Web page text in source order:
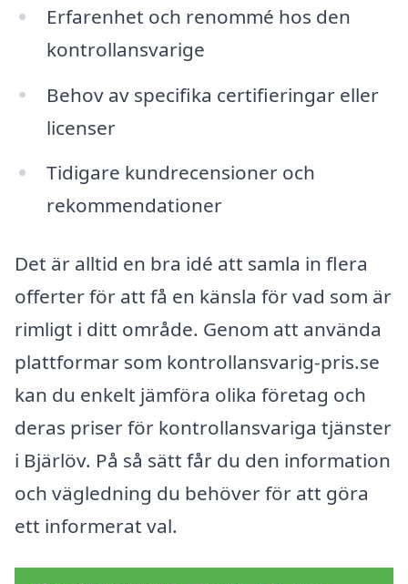
Erfarenhet och renommé hos den
kontrollansvarige
Behov av specifika certifieringar eller
licenser
Tidigare kundrecensioner och
rekommendationer
Det är alltid en bra idé att samla in flera
offerter för att få en känsla för vad som är
rimligt i ditt område. Genom att använda
plattformar som kontrollansvarig-pris.se
kan du enkelt jämföra olika företag och
deras priser för kontrollansvariga tjänster
i Bjärlöv. På så sätt får du den information
och vägledning du behöver för att göra
ett informerat val.